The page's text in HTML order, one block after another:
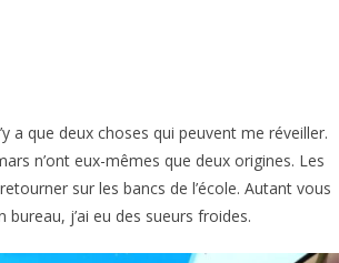
a que deux choses qui peuvent me réveiller.
n’ont eux-mêmes que deux origines. Les
sur les bancs de l’école. Autant vous
j’ai eu des sueurs froides.